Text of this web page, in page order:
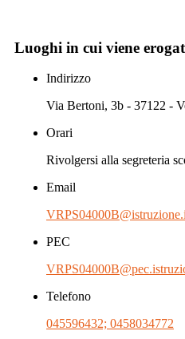
Luoghi in cui viene
Indirizzo
Via Bertoni, 3b - 37122 -
Orari
Rivolgersi alla segreteria
Email
PEC
Telefono
045596432; 0458034772